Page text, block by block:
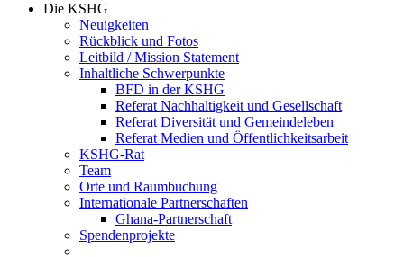
Die KSHG
Neuigkeiten
Rückblick und Fotos
Leitbild / Mission Statement
Inhaltliche Schwerpunkte
BFD in der KSHG
Referat Nachhaltigkeit und Gesellschaft
Referat Diversität und Gemeindeleben
Referat Medien und Öffentlichkeitsarbeit
KSHG-Rat
Team
Orte und Raumbuchung
Internationale Partnerschaften
Ghana-Partnerschaft
Spendenprojekte